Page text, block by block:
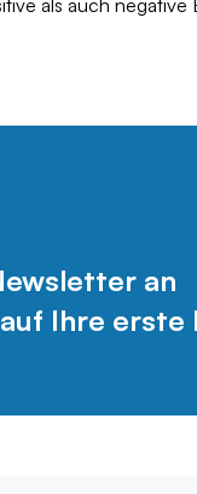
an
Ihre erste